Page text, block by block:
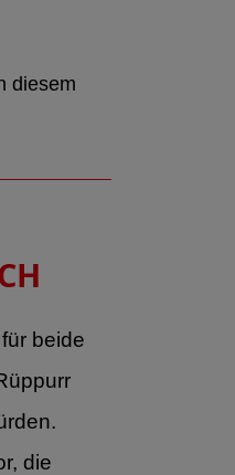
diesem
beide
die